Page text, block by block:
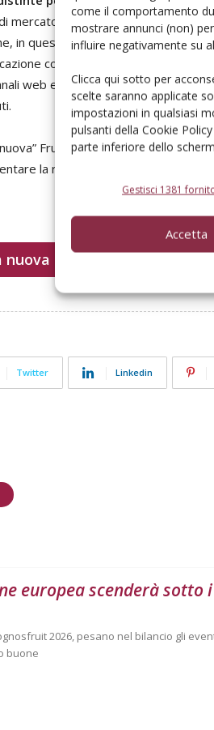
come il comportamento
mostrare annunci (non)
influire negativamente su
Clicca qui sotto per
scelte saranno applicate
impostazioni in qualsiasi
pulsanti della Cookie
parte inferiore dello
Gestisci 1381
Accetta
mercato.
in questo modo, creare un ponte
concreta in campo delle
web e digital, come strumenti di
Frutticoltura, vuole
la ripartenza del settore.
nuova rivista di
Twitter Linkedin
europea scenderà sotto
2026, pesano nel bilancio gli
buone